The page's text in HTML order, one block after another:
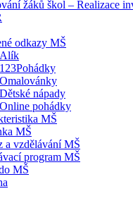
žáků škol – Realizace
odkazy MŠ
Alík
123Pohádky
Omalovánky
Dětské nápady
Online pohádky
MŠ
MŠ
a vzdělávání MŠ
program MŠ
MŠ